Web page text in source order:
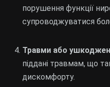
порушення функції
супроводжуватися
Травми або
піддані травмам, що
дискомфорту.